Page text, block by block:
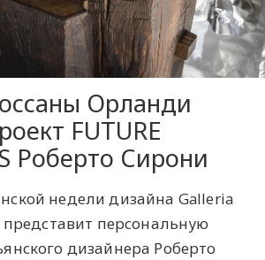
Орланди
FUTURE
Роберто Сирони
недели дизайна Galleria
представит персональную
дизайнера Роберто